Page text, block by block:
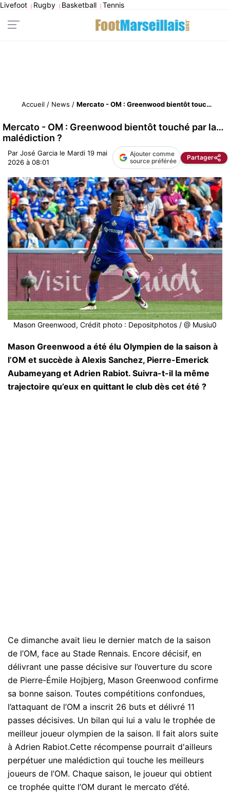
Livefoot | Rugby | Basketball | Tennis
Accueil / News / Mercato - OM : Greenwood bientôt touché par la… malédiction ?
Mercato - OM : Greenwood bientôt touché par la…
malédiction ?
Par José Garcia le Mardi 19 mai
2026 à 08:01
Ajouter comme
source préférée
Partager
Mason Greenwood, Crédit photo : Depositphotos / @ Musiu0
Mason Greenwood a été élu Olympien de la saison à
l’OM et succède à Alexis Sanchez, Pierre-Emerick
Aubameyang et Adrien Rabiot. Suivra-t-il la même
trajectoire qu’eux en quittant le club dès cet été ?
Ce dimanche avait lieu le dernier match de la saison
de l’OM, face au Stade Rennais. Encore décisif, en
délivrant une passe décisive sur l’ouverture du score
de Pierre-Émile Hojbjerg, Mason Greenwood confirme
sa bonne saison. Toutes compétitions confondues,
l’attaquant de l’OM a inscrit 26 buts et délivré 11
passes décisives. Un bilan qui lui a valu le trophée de
meilleur joueur olympien de la saison. Il fait alors suite
à Adrien Rabiot.Cette récompense pourrait d'ailleurs
perpétuer une malédiction qui touche les meilleurs
joueurs de l’OM. Chaque saison, le joueur qui obtient
ce trophée quitte l’OM durant le mercato d’été.